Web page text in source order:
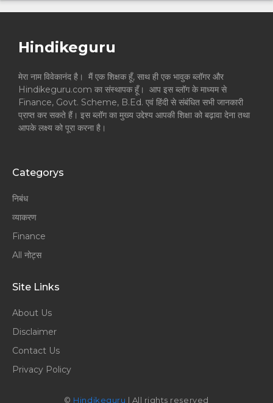
Hindikeguru
मेरा नाम विवेकानंद है। मैं एक शिक्षक हूँ, साथ ही एक भावुक ब्लॉगर और
Hindikeguru.com का संस्थापक हूँ। आप इस ब्लॉग के माध्यम से
Finance, Govt. Scheme, B.Ed. एवं हिंदी से संबंधित सभी जानकारी
प्राप्त कर सकते हैं। इस ब्लॉग का मुख्य उद्देश्य आपकी शिक्षा को बढ़ावा देना तथा
आपके लक्ष्य को पूरा करना है।
Categorys
निबंध
व्याकरण
Finance
All नोट्स
Site Links
About Us
Disclaimer
Contact Us
Privacy Policy
© Hindikeguru | All rights reserved